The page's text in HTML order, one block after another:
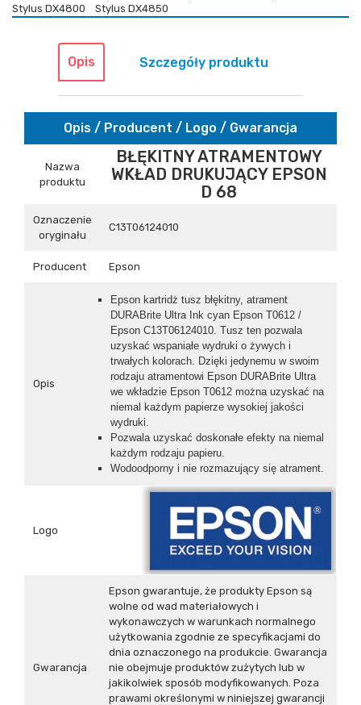
Stylus DX4800
Stylus DX4850
Opis Szczegóły produktu
Opis / Producent / Logo / Gwarancja
Nazwa
produktu
BŁĘKITNY ATRAMENTOWY
WKŁAD DRUKUJĄCY EPSON
D 68
Oznaczenie
oryginału
C13T06124010
Producent Epson
Opis
Epson kartridż tusz błękitny, atrament
DURABrite Ultra Ink cyan Epson T0612 /
Epson C13T06124010. Tusz ten pozwala
uzyskać wspaniałe wydruki o żywych i
trwałych kolorach. Dzięki jedynemu w swoim
rodzaju atramentowi Epson DURABrite Ultra
we wkładzie Epson T0612 można uzyskać na
niemal każdym papierze wysokiej jakości
wydruki.
Pozwala uzyskać doskonałe efekty na niemal
każdym rodzaju papieru.
Wodoodporny i nie rozmazujący się atrament.
Logo
Gwarancja
Epson gwarantuje, że produkty Epson są
wolne od wad materiałowych i
wykonawczych w warunkach normalnego
użytkowania zgodnie ze specyfikacjami do
dnia oznaczonego na produkcie. Gwarancja
nie obejmuje produktów zużytych lub w
jakikolwiek sposób modyfikowanych. Poza
prawami określonymi w niniejszej gwarancji